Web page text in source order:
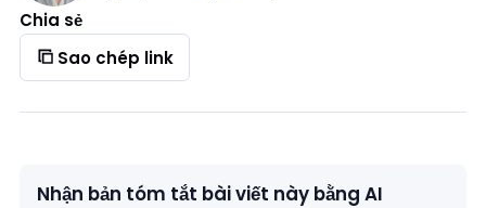
Chia sẻ
Sao chép link
Nhận bản tóm tắt bài viết này bằng AI